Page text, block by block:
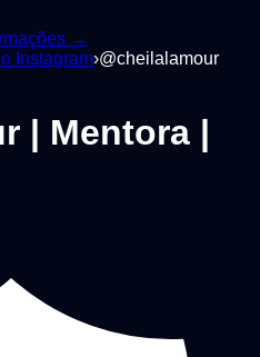
→
Instagram›@cheilalamour
| Mentora |